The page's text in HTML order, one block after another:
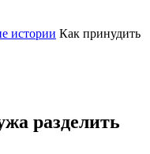
истории Как принудить
разделить